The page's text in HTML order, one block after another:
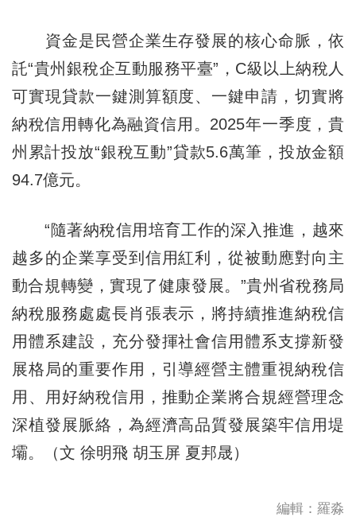
資金是民營企業生存發展的核心命脈，依
託“貴州銀稅企互動服務平臺”，C級以上納稅人
可實現貸款一鍵測算額度、一鍵申請，切實將
納稅信用轉化為融資信用。2025年一季度，貴
州累計投放“銀稅互動”貸款5.6萬筆，投放金額
94.7億元。
“隨著納稅信用培育工作的深入推進，越來
越多的企業享受到信用紅利，從被動應對向主
動合規轉變，實現了健康發展。”貴州省稅務局
納稅服務處處長肖張表示，將持續推進納稅信
用體系建設，充分發揮社會信用體系支撐新發
展格局的重要作用，引導經營主體重視納稅信
用、用好納稅信用，推動企業將合規經營理念
深植發展脈絡，為經濟高品質發展築牢信用堤
壩。（文 徐明飛 胡玉屏 夏邦晟）
編輯：羅淼